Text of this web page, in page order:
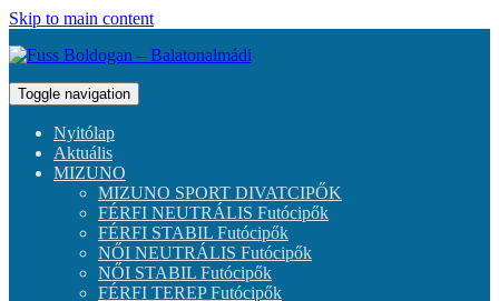
Skip to main content
Toggle navigation
Nyitólap
Aktuális
MIZUNO
MIZUNO SPORT DIVATCIPŐK
FÉRFI NEUTRÁLIS Futócipők
FÉRFI STABIL Futócipők
NŐI NEUTRÁLIS Futócipők
NŐI STABIL Futócipők
FÉRFI TEREP Futócipők